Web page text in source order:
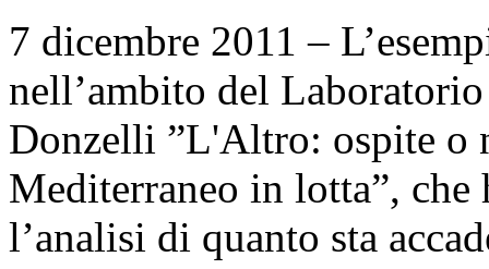
7 dicembre 2011 –
nell’ambito del
Donzelli ”L'Altro: ospite o
Mediterraneo in lotta”, che
l’analisi di quanto sta